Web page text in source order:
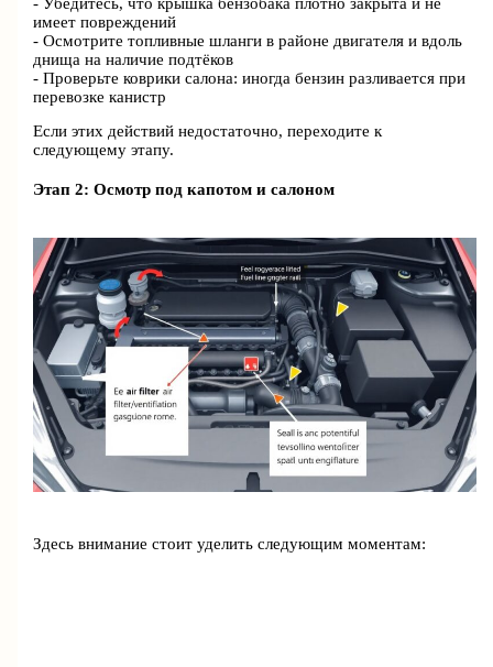
имеет повреждений
- Осмотрите топливные шланги в районе двигателя и вдоль
днища на наличие подтёков
- Проверьте коврики салона: иногда бензин разливается при
перевозке канистр
Если этих действий недостаточно, переходите к
следующему этапу.
Этап 2: Осмотр под капотом и салоном
Здесь внимание стоит уделить следующим моментам: